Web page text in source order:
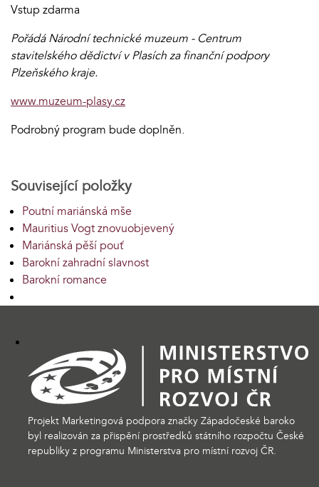
Vstup zdarma
Pořádá Národní technické muzeum - Centrum
stavitelského dědictví v Plasích za finanční podpory
Plzeňského kraje.
www.muzeum-plasy.cz
Podrobný program bude doplněn.
Související položky
Poutní mariánská mše
Mauritius Vogt znovuobjevený
Mariánská pěší pouť
Barokní zahradní slavnost
Barokní romance
Projekt Marketingová podpora značky Západočeské baroko
byl realizován za přispění prostředků státního rozpočtu České
republiky z programu Ministerstva pro místní rozvoj ČR.